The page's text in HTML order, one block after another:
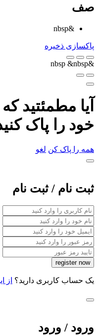
صف
&nbsp
پاکسازی ذخیره
&nbsp
&nbsp
آیا مطمئتید
خود را پاک
همه را پاک کن لغو
ثبت نام / ثبت نام
یک حساب کاربری دارید؟ از
ورود / ورود